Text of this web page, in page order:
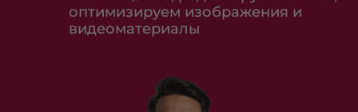
оптимизируем изображения и
видеоматериалы